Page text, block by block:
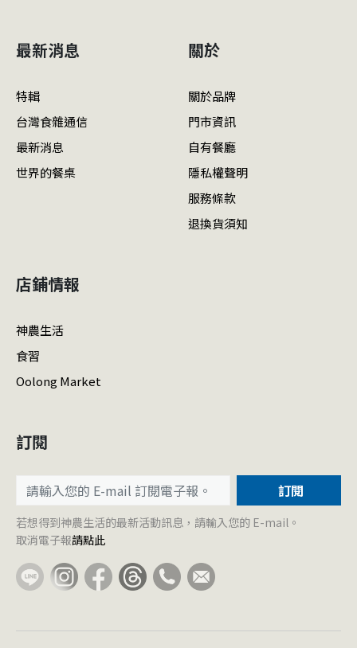
最新消息
特輯
台灣食雜通信
最新消息
世界的餐桌
關於
關於品牌
門市資訊
自有餐廳
隱私權聲明
服務條款
退換貨須知
店鋪情報
神農生活
食習
Oolong Market
訂閱
訂閱
若想得到神農生活的最新活動訊息，請輸入您的 E-mail。
取消電子報請點此